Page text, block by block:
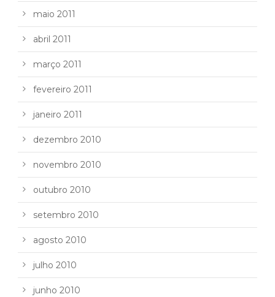
maio 2011
abril 2011
março 2011
fevereiro 2011
janeiro 2011
dezembro 2010
novembro 2010
outubro 2010
setembro 2010
agosto 2010
julho 2010
junho 2010